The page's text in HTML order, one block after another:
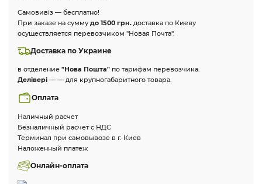
Самовивіз — бесплатно!
При заказе на сумму до 1500 грн. доставка по Киеву
осуществляется перевозчиком "Новая Почта".
Доставка по Украине
в отделение "Нова Пошта" по тарифам перевозчика.
Делівері — — для крупногабаритного товара.
Оплата
Наличный расчет
Безналичный расчет с НДС
Терминал при самовывозе в г. Киев
Наложенный платеж
Онлайн-оплата